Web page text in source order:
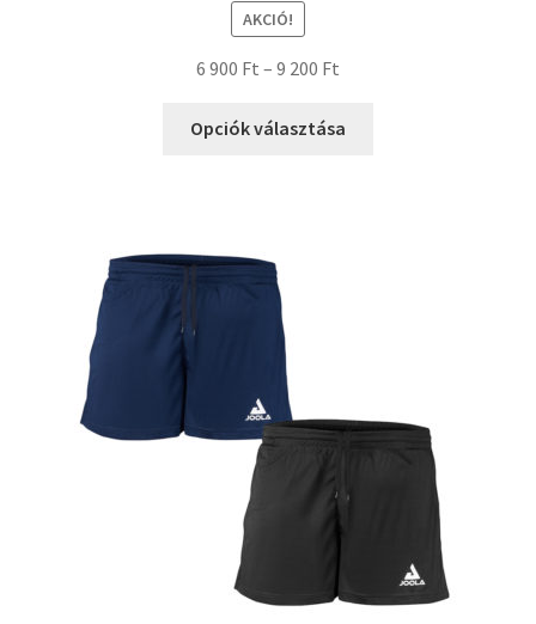
AKCIÓ!
6 900 Ft – 9 200 Ft
Opciók választása